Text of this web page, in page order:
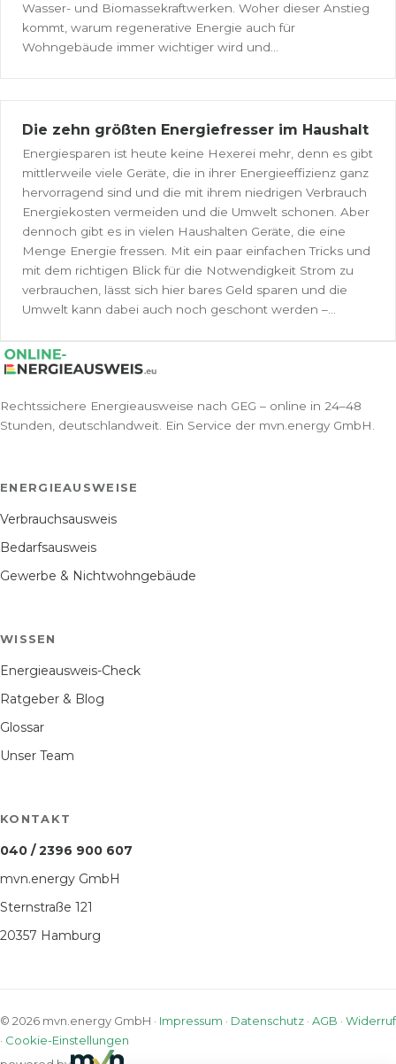
Wasser- und Biomassekraftwerken. Woher dieser Anstieg
kommt, warum regenerative Energie auch für
Wohngebäude immer wichtiger wird und...
Die zehn größten Energiefresser im Haushalt
Energiesparen ist heute keine Hexerei mehr, denn es gibt
mittlerweile viele Geräte, die in ihrer Energieeffizienz ganz
hervorragend sind und die mit ihrem niedrigen Verbrauch
Energiekosten vermeiden und die Umwelt schonen. Aber
dennoch gibt es in vielen Haushalten Geräte, die eine
Menge Energie fressen. Mit ein paar einfachen Tricks und
mit dem richtigen Blick für die Notwendigkeit Strom zu
verbrauchen, lässt sich hier bares Geld sparen und die
Umwelt kann dabei auch noch geschont werden –...
Rechtssichere Energieausweise nach GEG – online in 24–48
Stunden, deutschlandweit. Ein Service der mvn.energy GmbH.
ENERGIEAUSWEISE
Verbrauchsausweis
Bedarfsausweis
Gewerbe & Nichtwohngebäude
WISSEN
Energieausweis-Check
Ratgeber & Blog
Glossar
Unser Team
KONTAKT
040 / 2396 900 607
mvn.energy GmbH
Sternstraße 121
20357 Hamburg
© 2026 mvn.energy GmbH · Impressum · Datenschutz · AGB · Widerruf
· Cookie-Einstellungen